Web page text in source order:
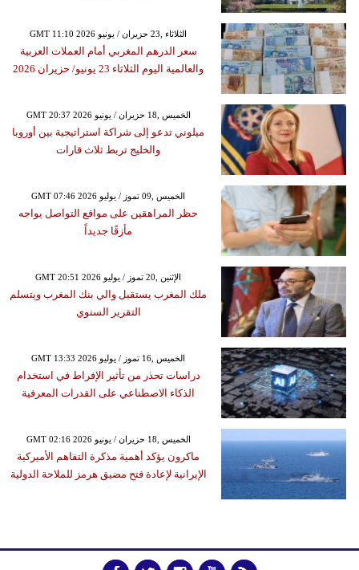
GMT 11:10 2026 الثلاثاء ,23 حزيران / يونيو
سعر الدرهم المغربي أمام العملات العربية
والعالمية اليوم الثلاثاء 23 يونيو/ حزيران 2026
GMT 20:37 2026 الخميس ,18 حزيران / يونيو
ميلوني تدعو إلى شراكة استراتيجية بين أوروبا
والخليج تربط ثلاث قارات
GMT 07:46 2026 الخميس ,09 تموز / يوليو
حظر المراهقين على مواقع التواصل يواجه
مأزقًا جديداً
GMT 20:51 2026 الإثنين ,20 تموز / يوليو
ملك المغرب يستقبل والي بنك المغرب ويتسلم
التقرير السنوي
GMT 13:33 2026 الخميس ,16 تموز / يوليو
دراسات تحذر من تأثير الإفراط في استخدام
الذكاء الاصطناعي على القدرات المعرفية
GMT 02:16 2026 الخميس ,18 حزيران / يونيو
ماكرون يؤكد أهمية مذكرة التفاهم الأميركية
الإيرانية لإعادة فتح مضيق هرمز للملاحة الدولية